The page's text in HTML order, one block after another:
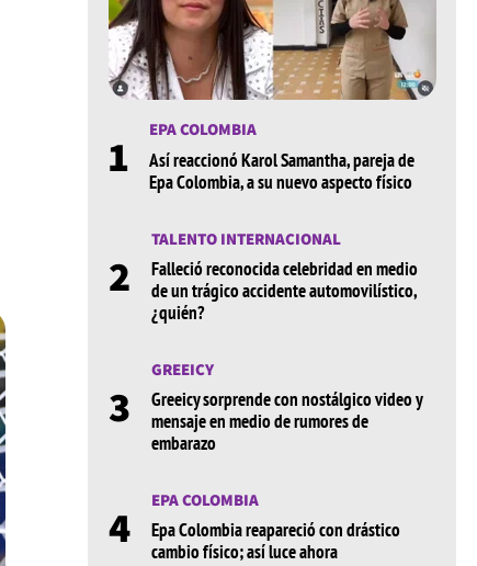
1
EPA COLOMBIA
Así reaccionó Karol Samantha, pareja de
Epa Colombia, a su nuevo aspecto físico
2
TALENTO INTERNACIONAL
Falleció reconocida celebridad en medio
de un trágico accidente automovilístico,
¿quién?
3
GREEICY
Greeicy sorprende con nostálgico video y
mensaje en medio de rumores de
embarazo
4
EPA COLOMBIA
Epa Colombia reapareció con drástico
cambio físico; así luce ahora